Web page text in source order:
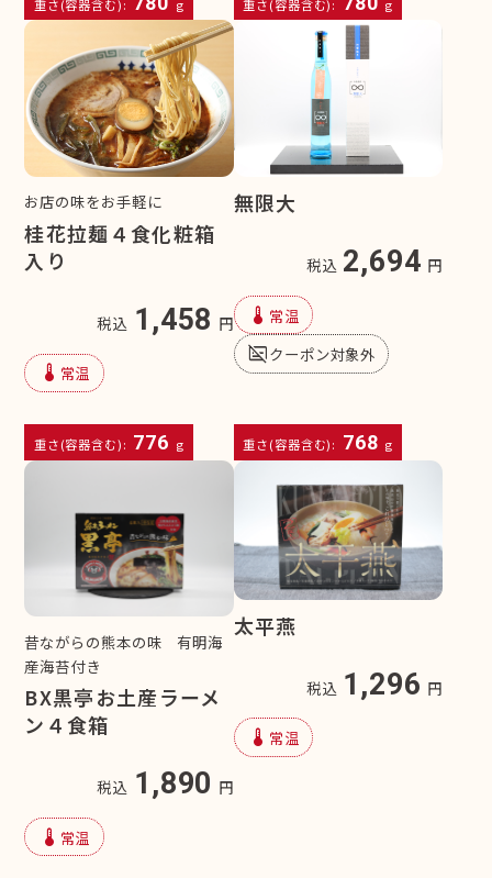
重さ(容器含む): g 重さ(容器含む): g
お店の味をお手軽に
桂花拉麺４食化粧箱
入り
税込 1,458 円
device_thermostat 常温
重さ(容器含む): 776 g
無限大
税込 2,694 円
device_thermostat 常温
subtitles_offクーポン対象外
重さ(容器含む): 768 g
昔ながらの熊本の味 有明海
産海苔付き
BX黒亭お土産ラーメ
ン４食箱
税込 1,890 円
device_thermostat 常温
太平燕
税込 1,296 円
device_thermostat 常温